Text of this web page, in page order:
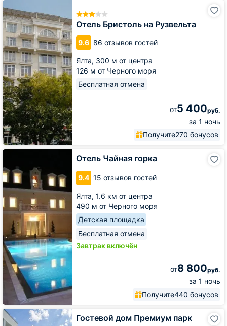
Отель Бристоль на Рузвельта
9.6 86 отзывов гостей
Ялта, 300 м от центра
126 м от Черного моря
Бесплатная отмена
от5 400руб.
за 1 ночь
Получите270 бонусов
Отель
Бристоль
на
Рузвельта
Отель Чайная горка
9.4 15 отзывов гостей
Ялта, 1.6 км от центра
490 м от Черного моря
Детская площадка
Бесплатная отмена
Завтрак включён
от8 800руб.
за 1 ночь
Получите440 бонусов
Отель
горка
Гостевой дом Премиум парк
Гостевой
дом